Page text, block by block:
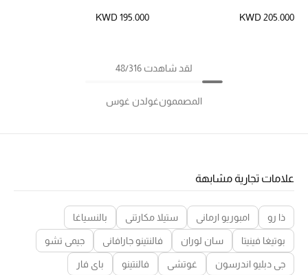
KWD 205.000
KWD 195.000
لقد شاهدت 48/316
المصممونغولدن غوس
علامات تجارية مشابهة
ذا رو امبوريو ارماني ستيلا مكارتني بالنسياغا
بوتيغا فينيتا سان لوران فالنتينو جارافاني جيمي تشو
جي دبليو اندرسون غوتشي فالنتينو باي فار